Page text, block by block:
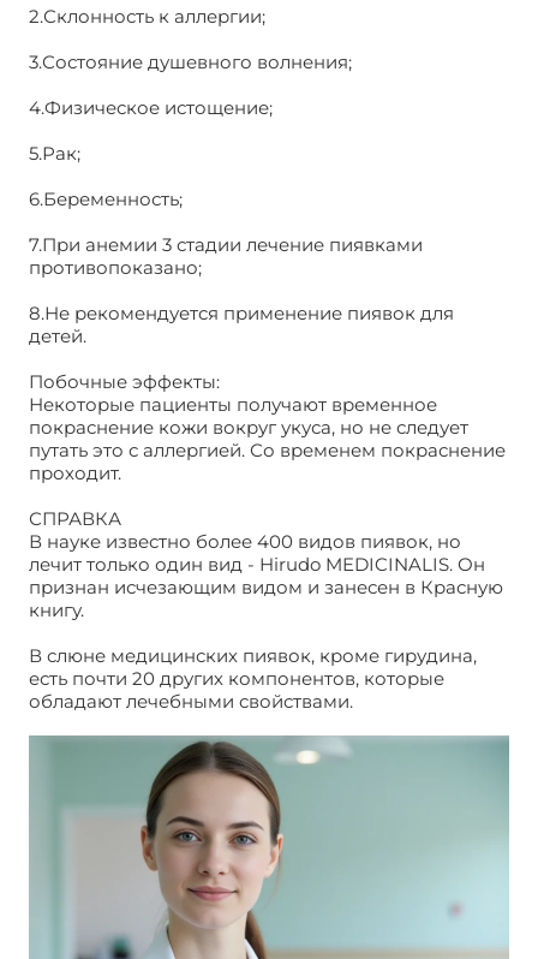
2.Склонность к аллергии;
3.Состояние душевного волнения;
4.Физическое истощение;
5.Рак;
6.Беременность;
7.При анемии 3 стадии лечение пиявками
противопоказано;
8.Не рекомендуется применение пиявок для
детей.
Побочные эффекты:
Некоторые пациенты получают временное
покраснение кожи вокруг укуса, но не следует
путать это с аллергией. Со временем покраснение
проходит.
СПРАВКА
В науке известно более 400 видов пиявок, но
лечит только один вид - Hirudo MEDICINALIS. Он
признан исчезающим видом и занесен в Красную
книгу.
В слюне медицинских пиявок, кроме гирудина,
есть почти 20 других компонентов, которые
обладают лечебными свойствами.